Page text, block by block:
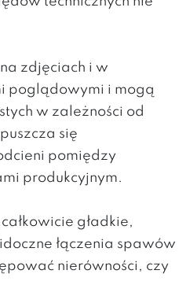
zdjęciach i w
poglądowymi i mogą
w zależności od
się
pomiędzy
produkcyjnym.
gładkie,
łączenia spawów
nierówności, czy